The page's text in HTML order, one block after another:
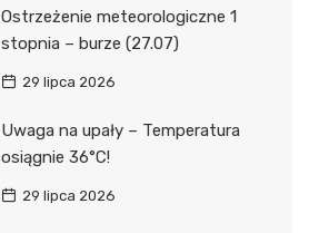
Ostrzeżenie meteorologiczne 1
stopnia – burze (27.07)
29 lipca 2026
Uwaga na upały – Temperatura
osiągnie 36°C!
29 lipca 2026